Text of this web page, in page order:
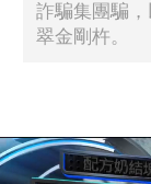
詐騙集團騙
翠金剛杵。